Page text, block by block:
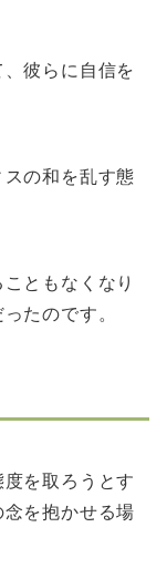
彼らに自信を
の和を乱す態
ともなくなり
たのです。
を取ろうとす
を抱かせる場